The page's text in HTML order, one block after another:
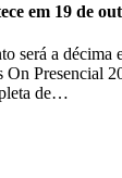
em 19 de
será a décima
Presencial
de…